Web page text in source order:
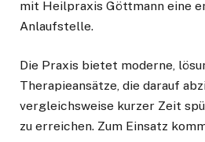
mit Heilpraxis Göttmann eine
Anlaufstelle.
Die Praxis bietet moderne,
Therapieansätze, die darauf
vergleichsweise kurzer Zeit
zu erreichen. Zum Einsatz